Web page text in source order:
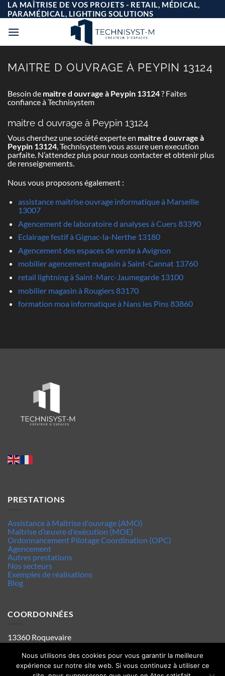
Passer
au
contenu
LA MAÎTRISE DE VOS PROJETS - RETAIL, MÉDICAL,
PARAMÉDICAL, LIGHTING SOLUTIONS
MAITRE D OUVRAGE À PEYPIN 13124
Besoin de maitre d ouvrage à Peypin 13124? Faites
confiance à Technisystem
maitre d ouvrage à Peypin 13124
Vous cherchez une société experte en maitre d ouvrage à
Peypin 13124, Technisystem vous assure uen execution
parfaite. N’attendez plus pour nous contacter et obtenir plus
de renseignements.
Nous vous proposons également :
assistance maitrise ouvrage informatique à Marseille
13007
Agencement de laboratoire d analyses à Cuers 83390
Eclairage festif à Gignac-la-Nerthe 13180
Agencement des espaces de vente à Avignon
mobilier agencement magasin à Saint-Cannat 13760
retail lightning à Saint-Marc-Jaumegarde 13100
mobilier magasin à Rougiers 83170
formation moa informatique à Nans les Pins 83860
PRESTATIONS
Assistance à Maîtrise d'ouvrage (AMO)
Maîtrise d’œuvre d'exécution (MOE)
Ordonnancement Pilotage Coordination (OPC)
Agencement
Autres prestations
Nos secteurs
Exemples de réalisations
Blog
COORDONNÉES
13360 Roquevaire
Tel : 06.63.70.62.44
Mentions legales
Politique de confidentialité
Nous utilisons des cookies pour vous garantir la meilleure
expérience sur notre site web. Si vous continuez à utiliser ce